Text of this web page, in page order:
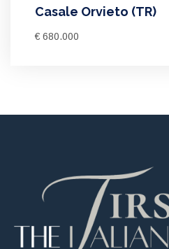
Casale Orvieto (TR)
€ 680.000